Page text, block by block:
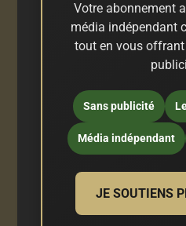
Votre abonnement
média indépendant
tout en vous
Sans publicité
Média indépendant
JE SOUTIENS